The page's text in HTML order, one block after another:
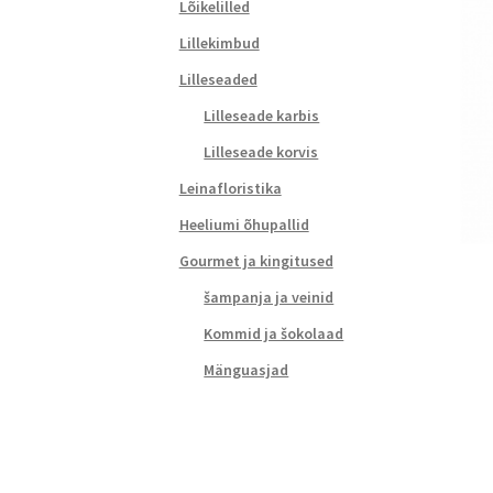
Lõikelilled
Lillekimbud
Lilleseaded
Lilleseade karbis
Lilleseade korvis
Leinafloristika
Heeliumi õhupallid
Gourmet ja kingitused
šampanja ja veinid
Kommid ja šokolaad
Mänguasjad